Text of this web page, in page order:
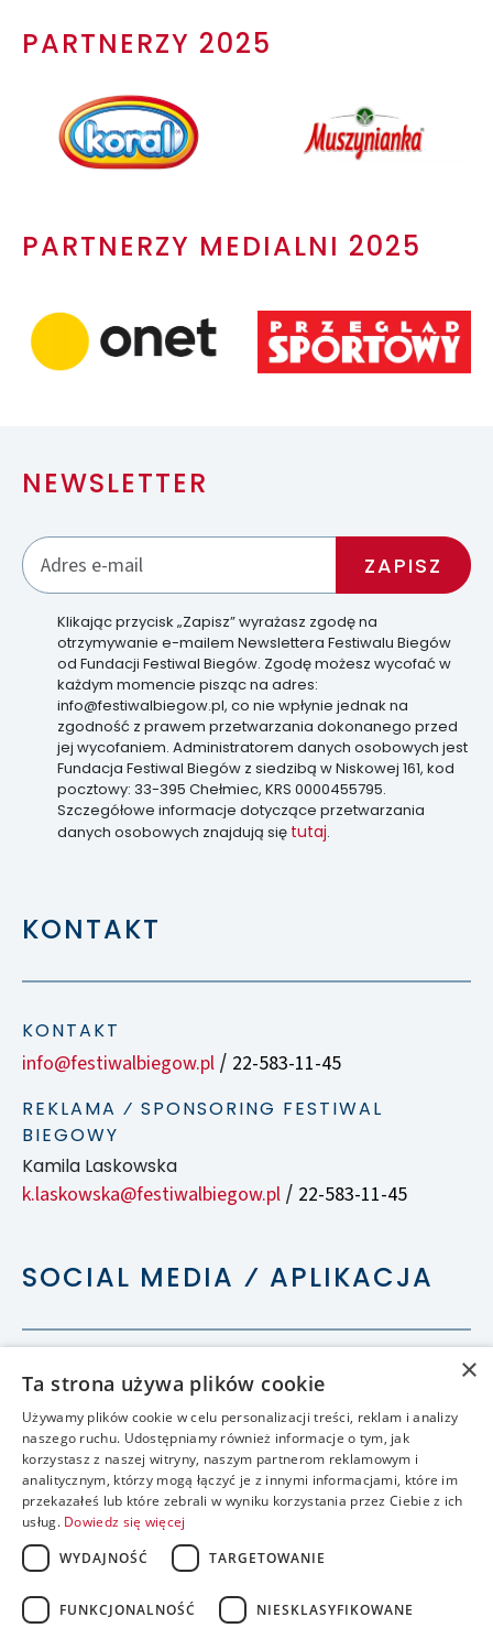
PARTNERZY 2025
PARTNERZY MEDIALNI 2025
NEWSLETTER
Klikając przycisk „Zapisz” wyrażasz zgodę na
otrzymywanie e-mailem Newslettera Festiwalu Biegów
od Fundacji Festiwal Biegów. Zgodę możesz wycofać w
każdym momencie pisząc na adres:
info@festiwalbiegow.pl, co nie wpłynie jednak na
zgodność z prawem przetwarzania dokonanego przed
jej wycofaniem. Administratorem danych osobowych jest
Fundacja Festiwal Biegów z siedzibą w Niskowej 161, kod
pocztowy: 33-395 Chełmiec, KRS 0000455795.
Szczegółowe informacje dotyczące przetwarzania
danych osobowych znajdują się tutaj.
KONTAKT
KONTAKT
info@festiwalbiegow.pl / 22-583-11-45
REKLAMA ⁄ SPONSORING FESTIWAL
BIEGOWY
Kamila Laskowska
k.laskowska@festiwalbiegow.pl / 22-583-11-45
SOCIAL MEDIA ⁄ APLIKACJA
×
Ta strona używa plików cookie
Używamy plików cookie w celu personalizacji treści, reklam i analizy
naszego ruchu. Udostępniamy również informacje o tym, jak
korzystasz z naszej witryny, naszym partnerom reklamowym i
analitycznym, którzy mogą łączyć je z innymi informacjami, które im
przekazałeś lub które zebrali w wyniku korzystania przez Ciebie z ich
usług. Dowiedz się więcej
WYDAJNOŚĆ
TARGETOWANIE
FUNKCJONALNOŚĆ NIESKLASYFIKOWANE